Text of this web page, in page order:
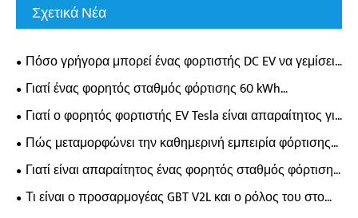
Σχετικά Νέα
Πόσο γρήγορα μπορεί ένας φορτιστής DC EV να γεμίσει
πραγματικά την μπαταρία του ηλεκτρικού σας
αυτοκινήτου;
Γιατί ένας φορητός σταθμός φόρτισης 60 kWh
μεταμορφώνει την ευελιξία φόρτισης EV;
Γιατί ο φορητός φορτιστής EV Tesla είναι απαραίτητος για
τους σύγχρονους ιδιοκτήτες ηλεκτρικών οχημάτων;
Πώς μεταμορφώνει την καθημερινή εμπειρία φόρτισης
ηλεκτρικού οχήματος ένας επιτοίχιος φορτιστής AC;
Γιατί είναι απαραίτητος ένας φορητός σταθμός φόρτισης
οδικής διάσωσης 65 kWh για τη σύγχρονη υποστήριξη
έκτακτης ανάγκης EV;
Τι είναι ο προσαρμογέας GBT V2L και ο ρόλος του στο